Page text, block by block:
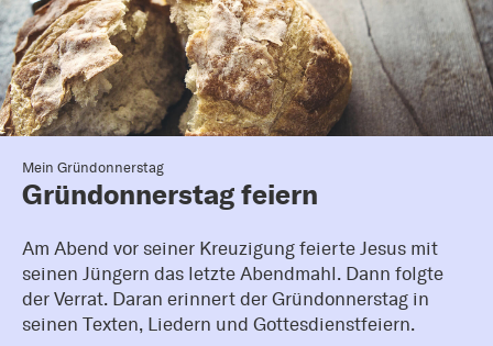
Mein Gründonnerstag
Gründonnerstag feiern
Am Abend vor seiner Kreuzigung feierte Jesus mit
seinen Jüngern das letzte Abendmahl. Dann folgte
der Verrat. Daran erinnert der Gründonnerstag in
seinen Texten, Liedern und Gottesdienstfeiern.